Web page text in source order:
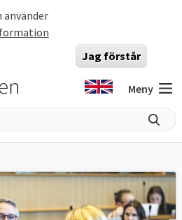
använder
Jag förstår
Meny